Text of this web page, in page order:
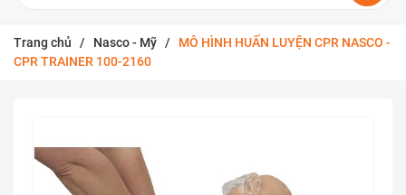
Trang chủ / Nasco - Mỹ /
MÔ HÌNH HUẤN LUYỆN CPR NASCO -
CPR TRAINER 100-2160